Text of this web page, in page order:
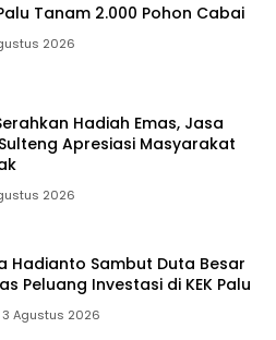
Tanam 2.000 Pohon Cabai
2026
Hadiah Emas, Jasa
Apresiasi Masyarakat
2026
Hadianto Sambut Duta Besar
Peluang Investasi di KEK Palu
3 Agustus 2026